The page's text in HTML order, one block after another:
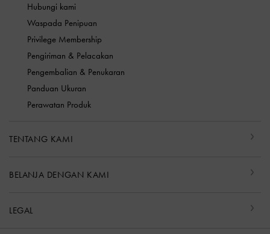
Hubungi kami
Waspada Penipuan
Privilege Membership
Pengiriman & Pelacakan
Pengembalian & Penukaran
Panduan Ukuran
Perawatan Produk
TENTANG KAMI
BELANJA DENGAN KAMI
LEGAL